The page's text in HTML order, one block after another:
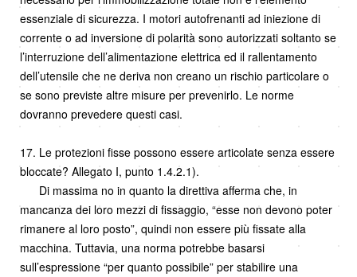
essenziale di sicurezza. I motori autofrenanti ad iniezione di
corrente o ad inversione di polarità sono autorizzati soltanto se
l’interruzione dell’alimentazione elettrica ed il rallentamento
dell’utensile che ne deriva non creano un rischio particolare o
se sono previste altre misure per prevenirlo. Le norme
dovranno prevedere questi casi.
17. Le protezioni fisse possono essere articolate senza essere
bloccate? Allegato I, punto 1.4.2.1).
Di massima no in quanto la direttiva afferma che, in
mancanza dei loro mezzi di fissaggio, “esse non devono poter
rimanere al loro posto”, quindi non essere più fissate alla
macchina. Tuttavia, una norma potrebbe basarsi
sull’espressione “per quanto possibile” per stabilire una